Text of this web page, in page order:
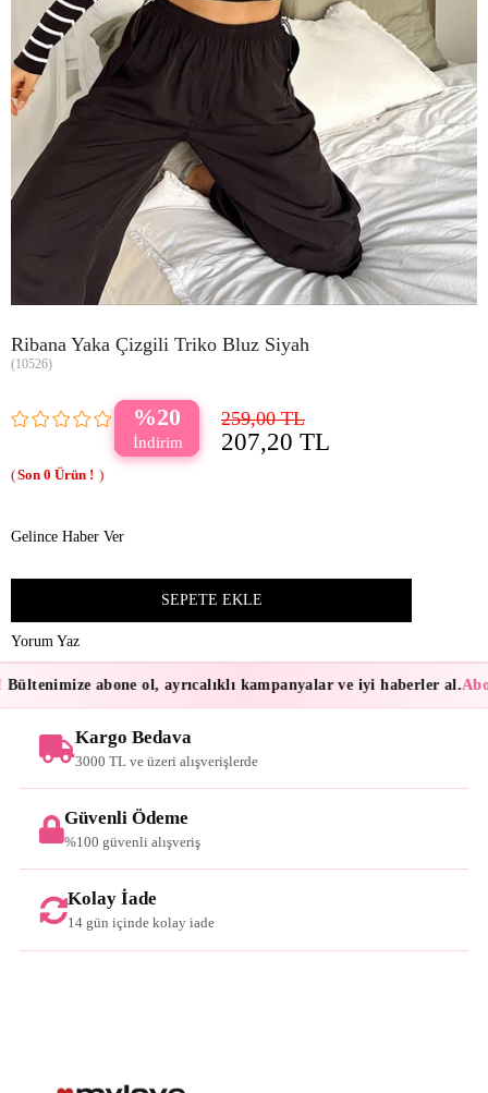
Ribana Yaka Çizgili Triko Bluz Siyah
(10526)
20 259,00 TL
207,20 TL
0
Gelince Haber Ver
Yorum Yaz
abone ol, ayrıcalıklı kampanyalar ve iyi haberler al.
Kargo Bedava
3000 TL ve üzeri alışverişlerde
Güvenli Ödeme
%100 güvenli alışveriş
Kolay İade
14 gün içinde kolay iade